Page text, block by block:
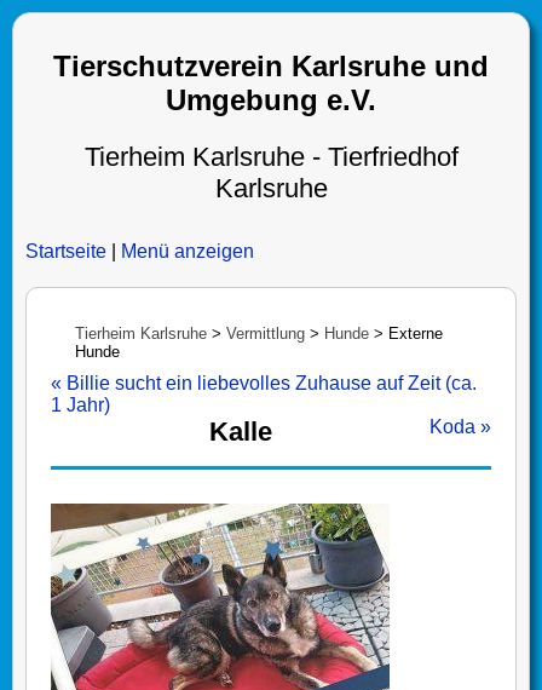
Tierschutzverein Karlsruhe und
Umgebung e.V.
Tierheim Karlsruhe - Tierfriedhof
Karlsruhe
Startseite Menü anzeigen
Tierheim Karlsruhe > Vermittlung > Hunde > Externe
Hunde
« Billie sucht ein liebevolles Zuhause auf Zeit (ca.
1 Jahr)
Koda »
Kalle